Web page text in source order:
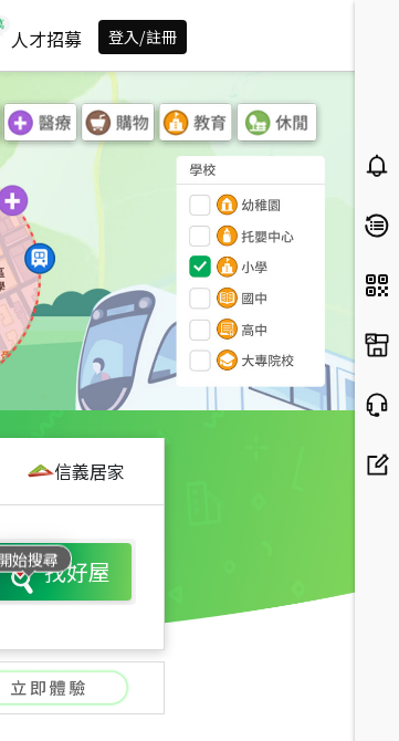
人才招募 登入/註冊
信義居家
始搜尋
找好屋